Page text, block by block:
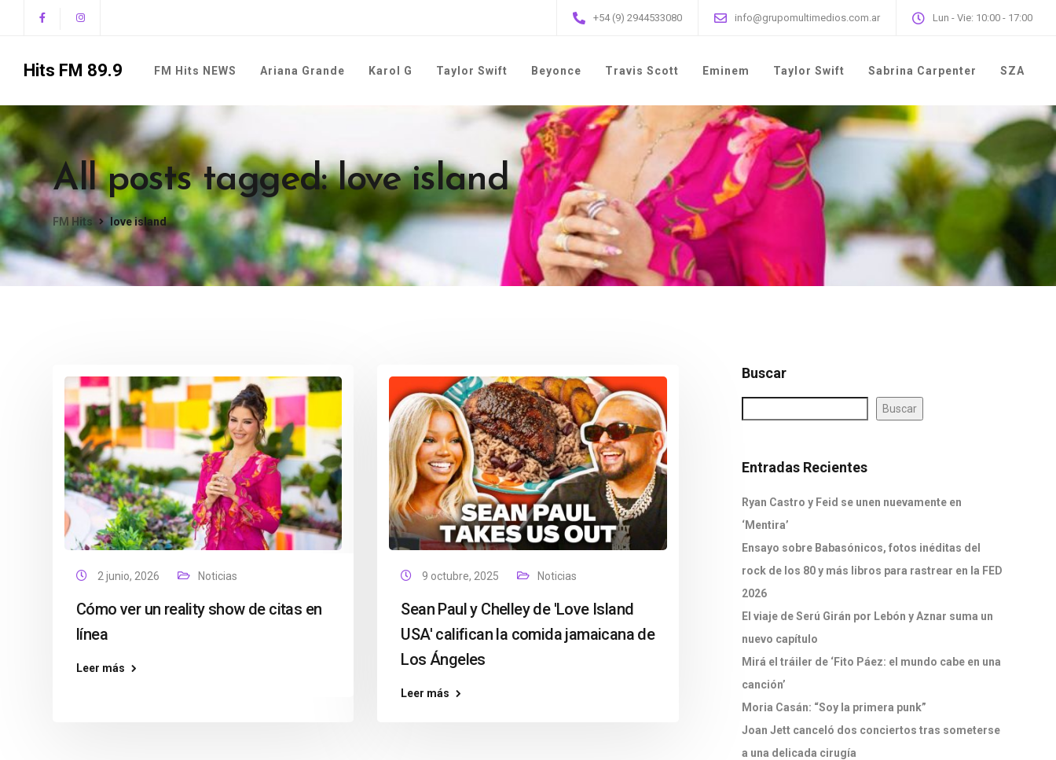
+54 (9) 2944533080 info@grupomultimedios.com.ar Lun - Vie: 10:00 - 17:00
Hits FM 89.9 FM Hits NEWS Ariana Grande Karol G Taylor Swift Beyonce Travis Scott Eminem Taylor Swift Sabrina Carpenter SZA
All posts tagged: love island
FM Hits love island
2 junio, 2026 Noticias
Cómo ver un reality show de citas en
línea
Leer más
9 octubre, 2025 Noticias
Sean Paul y Chelley de 'Love Island
USA' califican la comida jamaicana de
Los Ángeles
Leer más
Buscar
Buscar
Entradas Recientes
Ryan Castro y Feid se unen nuevamente en
‘Mentira’
Ensayo sobre Babasónicos, fotos inéditas del
rock de los 80 y más libros para rastrear en la FED
2026
El viaje de Serú Girán por Lebón y Aznar suma un
nuevo capítulo
Mirá el tráiler de ‘Fito Páez: el mundo cabe en una
canción’
Moria Casán: “Soy la primera punk”
Joan Jett canceló dos conciertos tras someterse
a una delicada cirugía